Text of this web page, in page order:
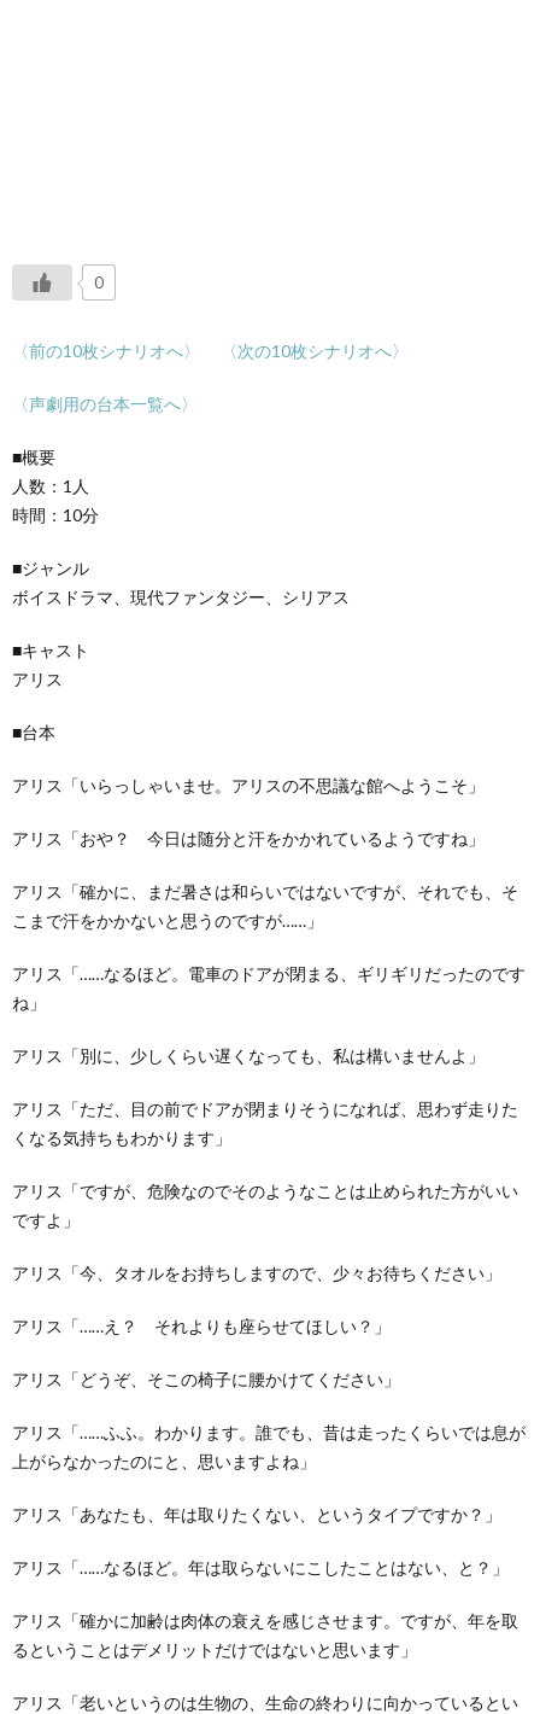
0
〈前の10枚シナリオへ〉 〈次の10枚シナリオへ〉
〈声劇用の台本一覧へ〉
■概要
人数：1人
時間：10分
■ジャンル
ボイスドラマ、現代ファンタジー、シリアス
■キャスト
アリス
■台本
アリス「いらっしゃいませ。アリスの不思議な館へようこそ」
アリス「おや？ 今日は随分と汗をかかれているようですね」
アリス「確かに、まだ暑さは和らいではないですが、それでも、そ
こまで汗をかかないと思うのですが……」
アリス「……なるほど。電車のドアが閉まる、ギリギリだったのです
ね」
アリス「別に、少しくらい遅くなっても、私は構いませんよ」
アリス「ただ、目の前でドアが閉まりそうになれば、思わず走りた
くなる気持ちもわかります」
アリス「ですが、危険なのでそのようなことは止められた方がいい
ですよ」
アリス「今、タオルをお持ちしますので、少々お待ちください」
アリス「……え？ それよりも座らせてほしい？」
アリス「どうぞ、そこの椅子に腰かけてください」
アリス「……ふふ。わかります。誰でも、昔は走ったくらいでは息が
上がらなかったのにと、思いますよね」
アリス「あなたも、年は取りたくない、というタイプですか？」
アリス「……なるほど。年は取らないにこしたことはない、と？」
アリス「確かに加齢は肉体の衰えを感じさせます。ですが、年を取
るということはデメリットだけではないと思います」
アリス「老いというのは生物の、生命の終わりに向かっているとい